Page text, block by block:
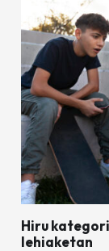
Hiru
lehiaketan